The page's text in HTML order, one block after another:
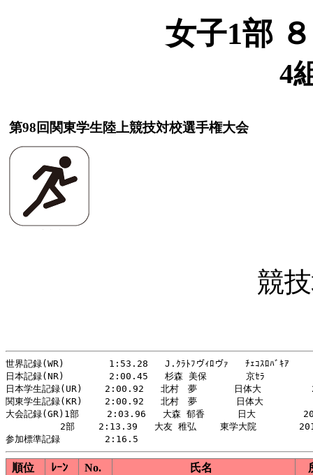
女子1部
4
第98回関東学生陸上競技対校選手権大会
競
世界記録(WR)        1:53.28   J.ｸﾗﾄﾌヴｨﾛヴｧ   ﾁｪｺｽﾛﾊﾞｷｱ  　
日本記録(NR)        2:00.45   杉森 美保       京ｾﾗ
日本学生記録(UR)    2:00.92   北村　夢     　日体大
関東学生記録(KR)    2:00.92   北村　夢       日体大
大会記録(GR)1部     2:03.96   大森 郁香　　 　日大　　　　
2部　　 2:13.39   大友 稚弘　　 東学大院   　
順位 ﾚｰﾝ No. 氏名